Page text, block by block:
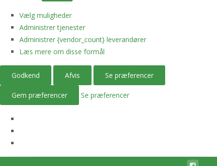
Vælg muligheder
Administrer tjenester
Administrer {vendor_count} leverandører
Læs mere om disse formål
Godkend Afvis Se præferencer
Gem præferencer Se præferencer